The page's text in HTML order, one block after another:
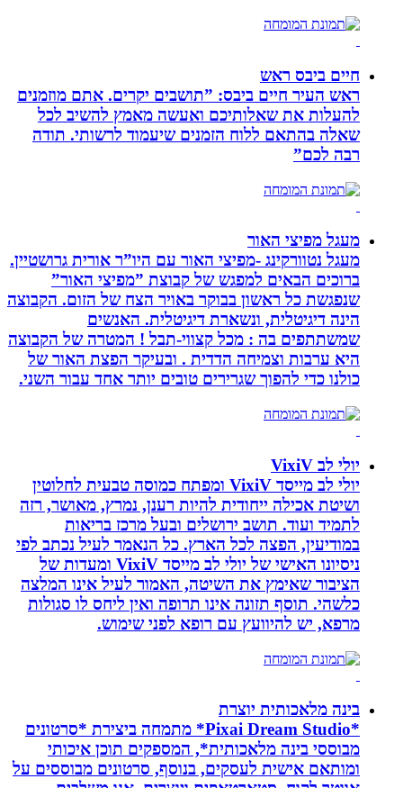
חיים ביבס ראש
ראש העיר חיים ביבס: ”תושבים יקרים. אתם מוזמנים
להעלות את שאלותיכם ואעשה מאמץ להשיב לכל
שאלה בהתאם ללוח הזמנים שיעמוד לרשותי. תודה
רבה לכם”
מעגל מפיצי האור
מעגל נטוורקינג -מפיצי האור עם היו”ר אורית גרושטיין.
ברוכים הבאים למפגש של קבוצת ”מפיצי האור”
שנפגשת כל ראשון בבוקר באויר הצח של הזום. הקבוצה
הינה דיגיטלית, ונשארת דיגיטלית. האנשים
שמשתתפים בה : מכל קצווי-תבל ! המטרה של הקבוצה
היא ערבות וצמיחה הדדית . ובעיקר הפצת האור של
כולנו כדי להפוך שגרירים טובים יותר אחד עבור השני.
יולי לב VixiV
יולי לב מייסד VixiV ומפתח כמוסה טבעית לחלוטין
ושיטת אכילה ייחודית להיות רענן, נמרץ, מאושר, רזה
לתמיד ועוד. תושב ירושלים ובעל מרכז בריאות
במודיעין, הפצה לכל הארץ. כל הנאמר לעיל נכתב לפי
ניסיונו האישי של יולי לב מייסד VixiV ומעדות של
הציבור שאימץ את השיטה, האמור לעיל אינו המלצה
כלשהי. תוסף תזונה אינו תרופה ואין ליחס לו סגולות
מרפא, יש להיוועץ עם רופא לפני שימוש.
בינה מלאכותית יוצרת
*Pixai Dream Studio* מתמחה ביצירת *סרטונים
מבוססי בינה מלאכותית*, המספקים תוכן איכותי
ומותאם אישית לעסקים, בנוסף, סרטונים מבוססים על